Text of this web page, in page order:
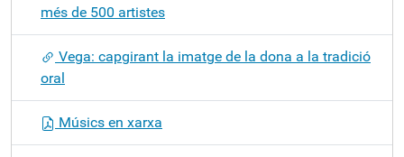
més de 500 artistes
Vega: capgirant la imatge de la dona a la tradició
oral
Músics en xarxa